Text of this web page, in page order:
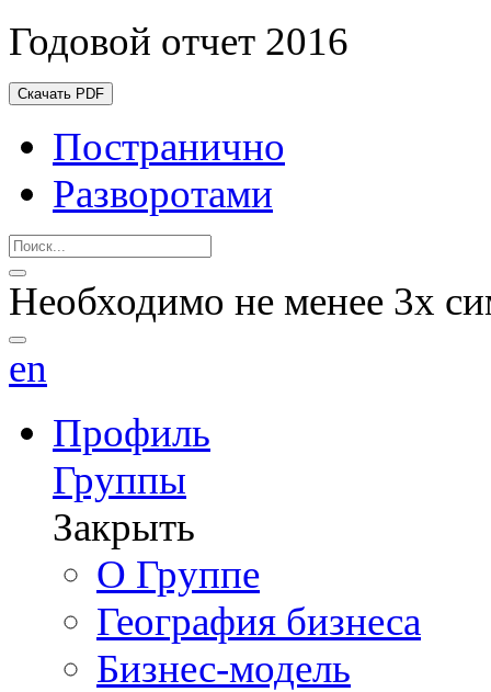
Годовой отчет 2016
Скачать PDF
Постранично
Разворотами
Необходимо не менее 3х
en
Профиль
Группы
Закрыть
О Группе
География бизнеса
Бизнес-модель